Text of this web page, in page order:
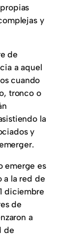
y
de
a aquel
cuando
tronco o
la
y
emerge es
a la red de
diciembre
de
a
de